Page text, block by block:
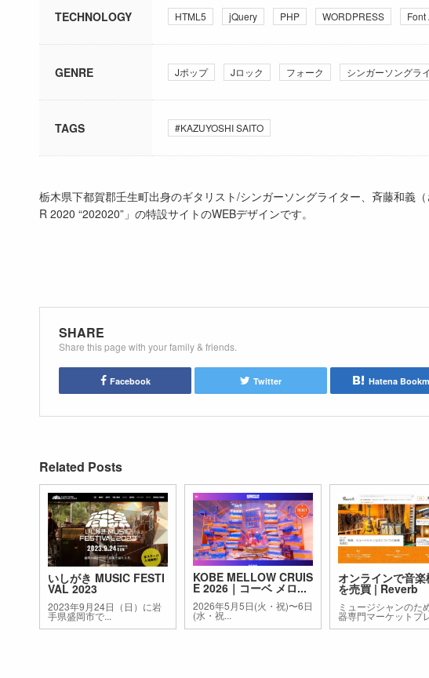
TECHNOLOGY HTML5 jQuery PHP WORDPRESS Font
GENRE Jポップ Jロック フォーク シンガーソングラ
TAGS #KAZUYOSHI SAITO
栃木県下都賀郡壬生町出身のギタリスト/シンガーソングライター、斉藤和義
R 2020 “202020”」の特設サイトのWEBデザインです。
SHARE
Share this page with your family & friends.
Facebook Twitter Hatena
Related Posts
いしがき MUSIC FESTI
VAL 2023
2023年9月24日（日）に岩
手県盛岡市で...
KOBE MELLOW CRUIS
E 2026｜コーベ メロ...
2026年5月5日(火・祝)〜6日
(水・祝...
オンラインで音楽
を売買 | Reverb
ミュージシャンのた
器専門マーケットプ